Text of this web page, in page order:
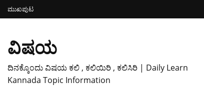
ಮುಖಪುಟ
ವಿಷಯ
ದಿನಕ್ಕೊಂದು ವಿಷಯ ಕಲಿ , ಕಲಿಯಿರಿ , ಕಲಿಸಿರಿ | Daily Learn
Kannada Topic Information